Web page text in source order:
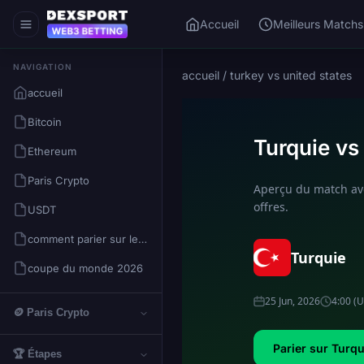
Accueil Meilleurs
NAVIGATION
accueil
Bitcoin
Ethereum
Paris Crypto
USDT
comment parier sur les cryptos
coupe du monde 2026
🪙 Paris Crypto
🏆 Étapes
accueil / turkey vs united states
Turquie
Aperçu du match
offres.
Turquie
25 Jun, 2026 4:00
Parier sur